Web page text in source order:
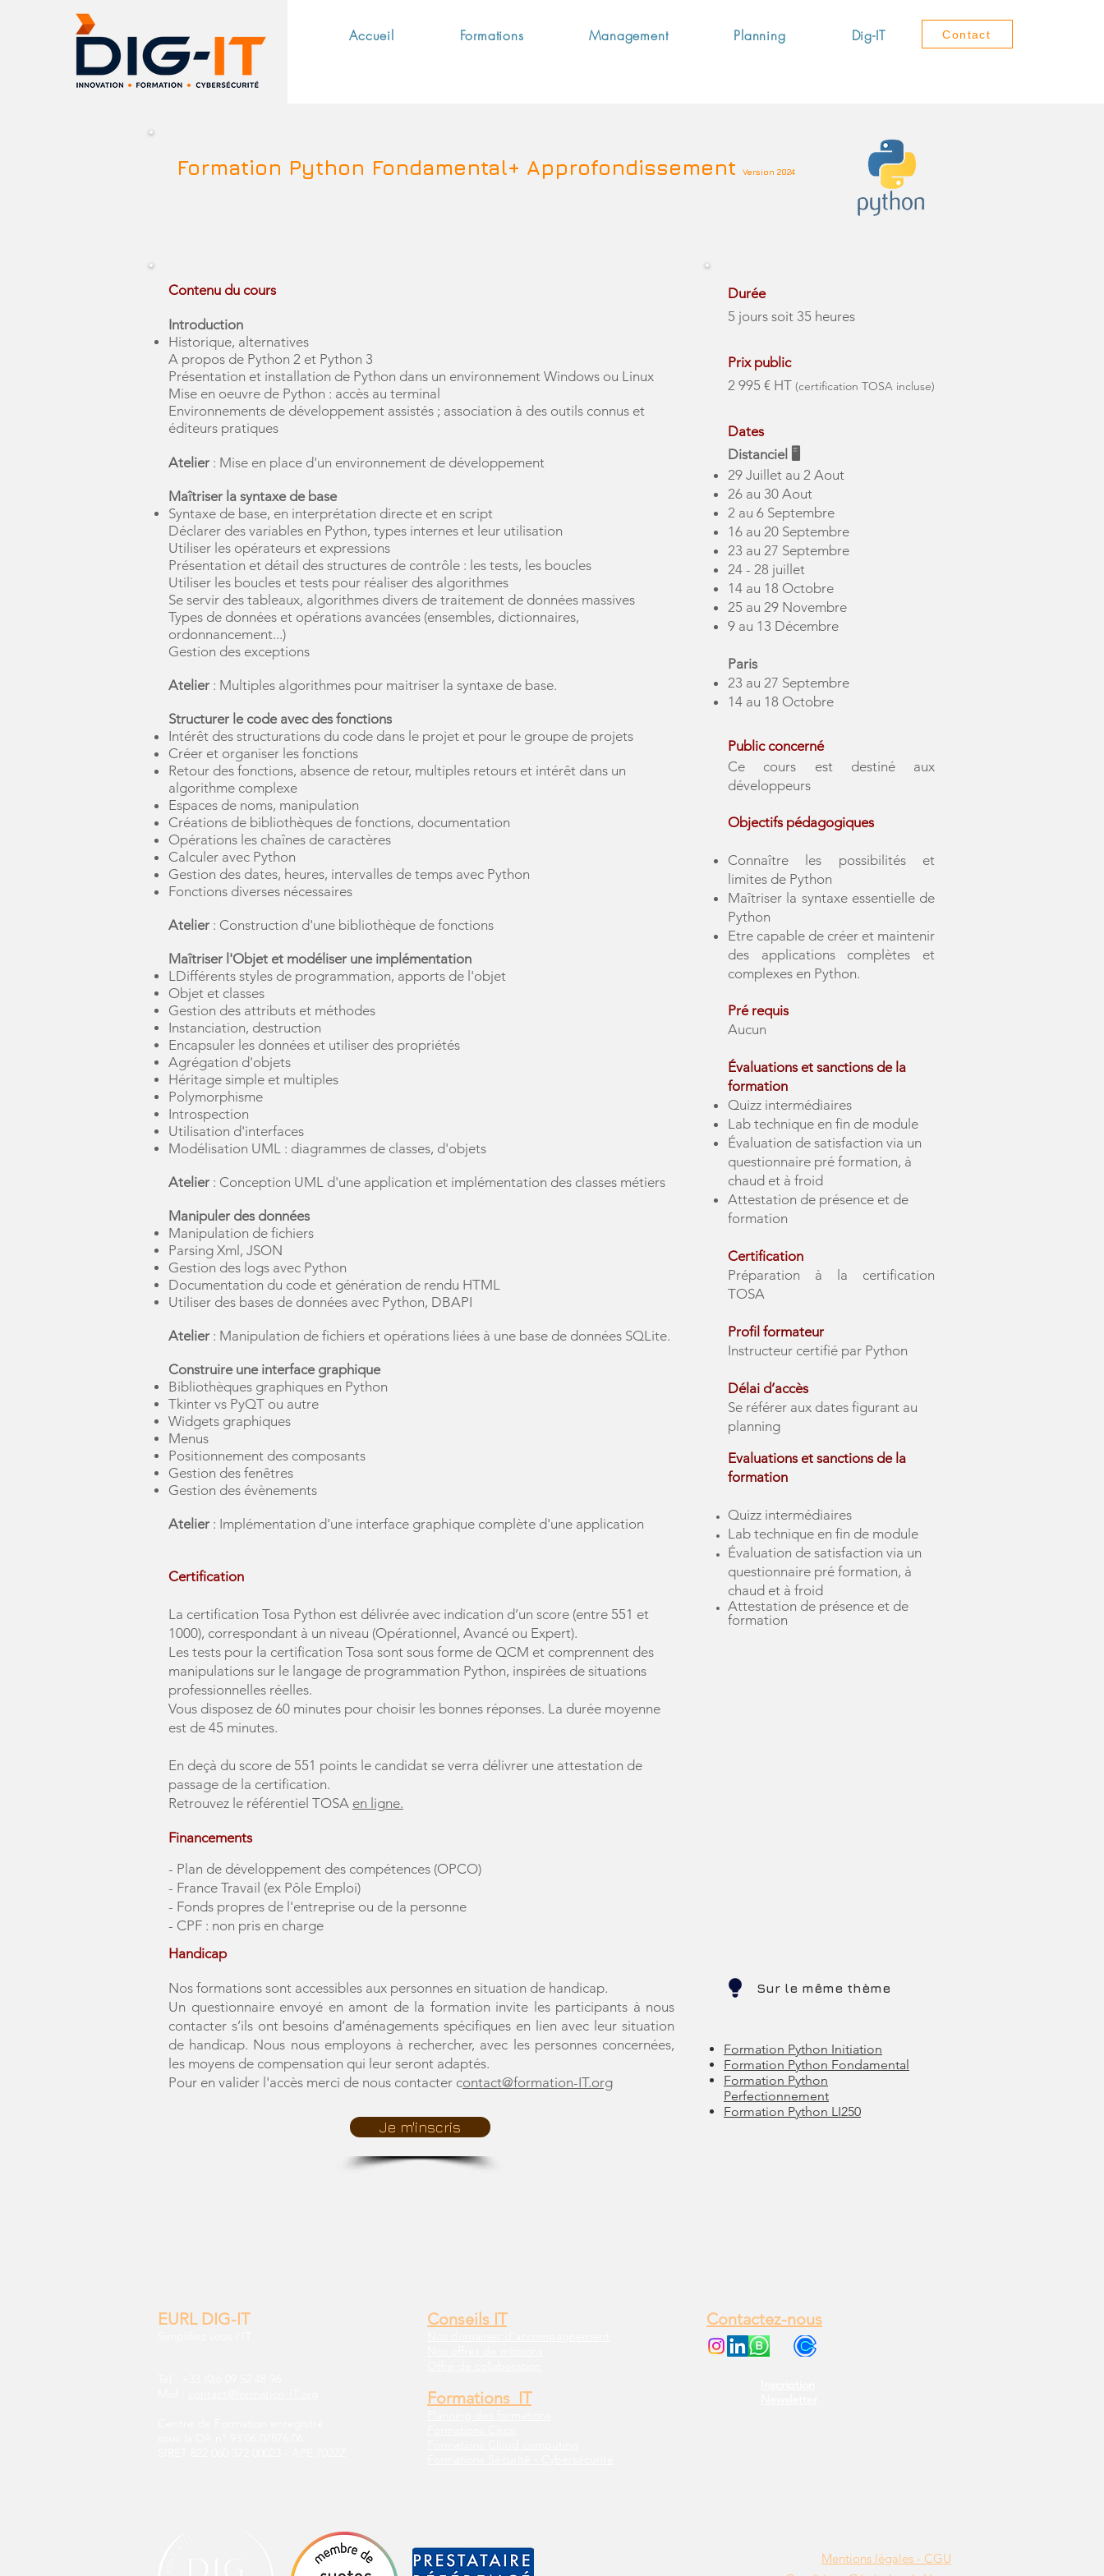
Accueil Formations Management Planning Dig-IT Contact
Formation Python Fondamental+ Approfondissement Version 2024
Contenu du cours
Introduction
Historique, alternatives
A propos de Python 2 et Python 3
Présentation et installation de Python dans un environnement Windows ou Linux
Mise en oeuvre de Python : accès au terminal
Environnements de développement assistés ; association à des outils connus et
éditeurs pratiques
Atelier : Mise en place d'un environnement de développement
Maîtriser la syntaxe de base
Syntaxe de base, en interprétation directe et en script
Déclarer des variables en Python, types internes et leur utilisation
Utiliser les opérateurs et expressions
Présentation et détail des structures de contrôle : les tests, les boucles
Utiliser les boucles et tests pour réaliser des algorithmes
Se servir des tableaux, algorithmes divers de traitement de données massives
Types de données et opérations avancées (ensembles, dictionnaires,
ordonnancement...)
Gestion des exceptions
Atelier : Multiples algorithmes pour maitriser la syntaxe de base.
Structurer le code avec des fonctions
Intérêt des structurations du code dans le projet et pour le groupe de projets
Créer et organiser les fonctions
Retour des fonctions, absence de retour, multiples retours et intérêt dans un
algorithme complexe
Espaces de noms, manipulation
Créations de bibliothèques de fonctions, documentation
Opérations les chaînes de caractères
Calculer avec Python
Gestion des dates, heures, intervalles de temps avec Python
Fonctions diverses nécessaires
Atelier : Construction d'une bibliothèque de fonctions
Maîtriser l'Objet et modéliser une implémentation
LDifférents styles de programmation, apports de l'objet
Objet et classes
Gestion des attributs et méthodes
Instanciation, destruction
Encapsuler les données et utiliser des propriétés
Agrégation d'objets
Héritage simple et multiples
Polymorphisme
Introspection
Utilisation d'interfaces
Modélisation UML : diagrammes de classes, d'objets
Atelier : Conception UML d'une application et implémentation des classes métiers
Manipuler des données
Manipulation de fichiers
Parsing Xml, JSON
Gestion des logs avec Python
Documentation du code et génération de rendu HTML
Utiliser des bases de données avec Python, DBAPI
Atelier : Manipulation de fichiers et opérations liées à une base de données SQLite.
Construire une interface graphique
Bibliothèques graphiques en Python
Tkinter vs PyQT ou autre
Widgets graphiques
Menus
Positionnement des composants
Gestion des fenêtres
Gestion des évènements
Atelier : Implémentation d'une interface graphique complète d'une application
Certification
La certification Tosa Python est délivrée avec indication d’un score (entre 551 et
1000), correspondant à un niveau (Opérationnel, Avancé ou Expert).
Les tests pour la certification Tosa sont sous forme de QCM et comprennent des
manipulations sur le langage de programmation Python, inspirées de situations
professionnelles réelles.
Vous disposez de 60 minutes pour choisir les bonnes réponses. La durée moyenne
est de 45 minutes.
En deçà du score de 551 points le candidat se verra délivrer une attestation de
passage de la certification.
Retrouvez le référentiel TOSA en ligne.
Financements
- Plan de développement des compétences (OPCO)
- France Travail (ex Pôle Emploi)
- Fonds propres de l'entreprise ou de la personne
- CPF : non pris en charge
Handicap
Nos formations sont accessibles aux personnes en situation de handicap.
Un questionnaire envoyé en amont de la formation invite les participants à nous
contacter s’ils ont besoins d’aménagements spécifiques en lien avec leur situation
de handicap. Nous nous employons à rechercher, avec les personnes concernées,
les moyens de compensation qui leur seront adaptés.
Pour en valider l'accès merci de nous contacter contact@formation-IT.org
Je m'inscris
Durée
5 jours soit 35 heures
Prix public
2 995 € HT (certification TOSA incluse)
Dates
​Distanciel 🖥
29 Juillet au 2 Aout
26 au 30 Aout
2 au 6 Septembre
16 au 20 Septembre
23 au 27 Septembre
24 - 28 juillet
14 au 18 Octobre
25 au 29 Novembre
9 au 13 Décembre
Paris
23 au 27 Septembre
14 au 18 Octobre
Public concerné
Ce cours est destiné aux
développeurs
Objectifs pédagogiques
Connaître les possibilités et
limites de Python
Maîtriser la syntaxe essentielle de
Python
Etre capable de créer et maintenir
des applications complètes et
complexes en Python.
Pré requis
Aucun
Évaluations et sanctions de la
formation
Quizz intermédiaires
Lab technique en fin de module
Évaluation de satisfaction via un
questionnaire pré formation, à
chaud et à froid
Attestation de présence et de
formation
Certification
Préparation à la certification
TOSA
Profil formateur
Instructeur certifié par Python
Délai d’accès
Se référer aux dates figurant au
planning
Evaluations et sanctions de la
formation
Quizz intermédiaires
Lab technique en fin de module
Évaluation de satisfaction via un
questionnaire pré formation, à
chaud et à froid
Attestation de présence et de
formation
Formation Python Initiation
Formation Python Fondamental
Formation Python
Perfectionnement
Formation Python LI250
Sur le même thème
EURL DIG-IT Conseils IT
Formations IT
Contactez-nous
Mentions légales - CGU